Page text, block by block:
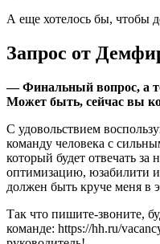
А еще хотелось бы, чтобы
Запрос от
— Финальный вопрос, а
Может быть, сейчас вы
С удовольствием
команду человека с
который будет отвечать
оптимизацию, юзабилити
должен быть круче меня в
Так что пишите-звоните,
команде: https://hh.ru/